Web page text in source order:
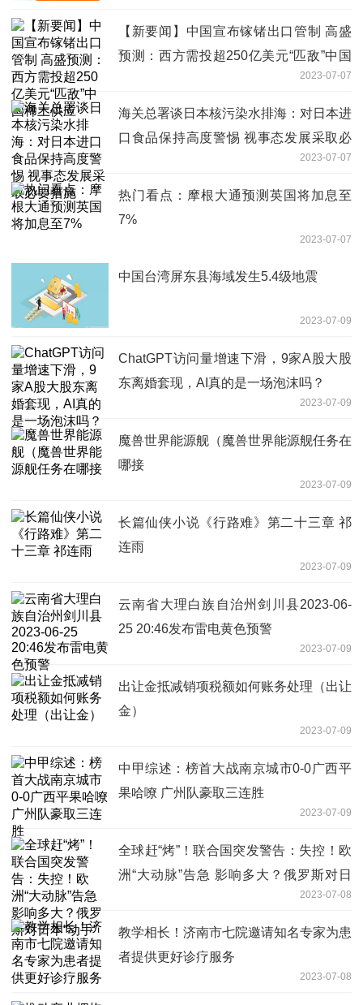
【新要闻】中国宣布镓锗出口管制 高盛
预测：西方需投超250亿美元“匹敌”中国
2023-07-07
海关总署谈日本核污染水排海：对日本进
口食品保持高度警惕 视事态发展采取必
2023-07-07
热门看点：摩根大通预测英国将加息至
7%
2023-07-07
中国台湾屏东县海域发生5.4级地震
2023-07-09
ChatGPT访问量增速下滑，9家A股大股
东离婚套现，AI真的是一场泡沫吗？
2023-07-09
魔兽世界能源舰（魔兽世界能源舰任务在
哪接
2023-07-09
长篇仙侠小说《行路难》第二十三章 祁
连雨
2023-07-09
云南省大理白族自治州剑川县2023-06-
25 20:46发布雷电黄色预警
2023-07-09
出让金抵减销项税额如何账务处理（出让
金）
2023-07-09
中甲综述：榜首大战南京城市0-0广西平
果哈嘹 广州队豪取三连胜
2023-07-09
全球赶“烤”！联合国突发警告：失控！欧
洲“大动脉”告急 影响多大？俄罗斯对日
2023-07-08
教学相长！济南市七院邀请知名专家为患
者提供更好诊疗服务
2023-07-08